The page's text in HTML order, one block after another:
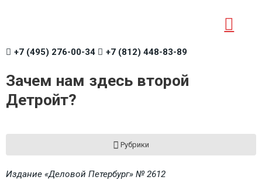
+7 (495) 276-00-34 +7 (812) 448-83-89
Зачем нам здесь второй
Детройт?
Рубрики
Издание «Деловой Петербург» № 2612